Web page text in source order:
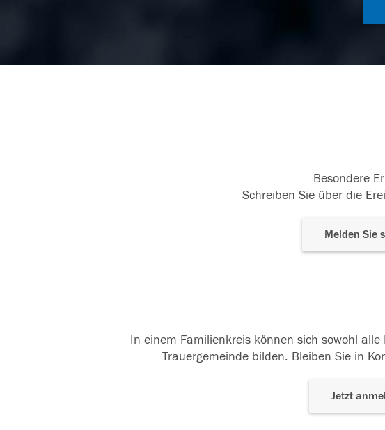
Besondere
Schreiben Sie über die
Melden Sie
In einem Familienkreis können sich sowohl
Trauergemeinde bilden. Bleiben Sie in
Jetzt